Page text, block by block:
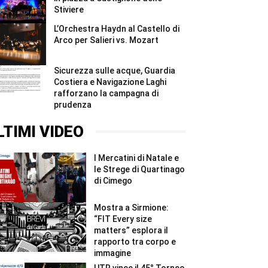
Stiviere
L’Orchestra Haydn al Castello di
Arco per Salieri vs. Mozart
Sicurezza sulle acque, Guardia
Costiera e Navigazione Laghi
rafforzano la campagna di
prudenza
VIDEO
I Mercatini di Natale e
le Strege di Quartinago
di Cimego
Mostra a Sirmione:
“FIT Every size
matters” esplora il
rapporto tra corpo e
immagine